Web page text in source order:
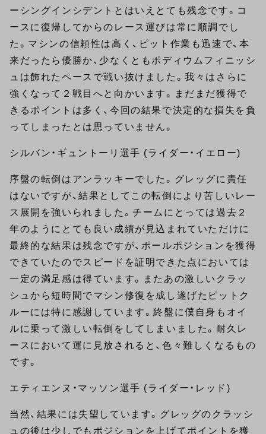
ーシングインシデントとはいえとても残念です。コ
ースに復帰してからのレース運びは常に順調でし
た。マシンの信頼性は高く、ピット作業も迅速で、本
来だったら優勝か、少なくともポディウムフィニッシ
ュは飾れたペースで戦い抜けました。我々はさらに
強くなって２戦目へと向かいます。まだまだ獲得で
きるポイントは多く、今回の結果で決定的な損失を負
ってしまったとは思っていません。
シルバン・ギュントーリ選手 (ライダー・イエロー)
序盤の転倒はアンラッキーでした。グレッグに責任
はないですが、結果としてこの転倒により苦しいレー
ス展開を強いられました。チームにとっては過去２
年のようにとても良い成績が見込まれていただけに
最終的な結果は残念ですが、ポールポジションを獲得
できていたのでスピードを証明できた点においては
一定の満足感は得ています。またあの激しいクラッ
シュから短時間でマシン修復を成し遂げたピットク
ルーには特に感謝しています。終盤に僕自身もオイ
ルに乗って激しい転倒をしてしまいました。耐久レ
ースにおいて運に見放されると、色々難しくなるもの
です。
エティエンヌ・マッソン選手 (ライダー・レッド)
当然、結果には失望しています。グレッグのクラッシ
ュの後は少しでもポジションを上げてポイントを獲